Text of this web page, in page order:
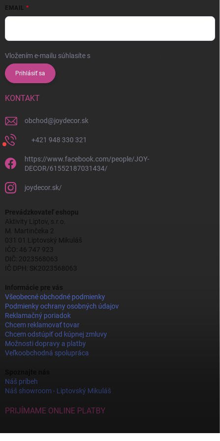
EMAIL
Vložením e-mailu súhlasíte s
Prihlásiť sa
KONTAKT
obchod@joydecor.sk
+421 948 330 321
https://www.facebook.com/people/JOY-
DECOR/61552187031434/
joydecor.sk/
Prevádzkovateľ eshopu
Aktivity Liptov, s.r.o.
M. Martinčeka 2
031 01 Liptovský Mikuláš
IČO: 46 747 923
DIČ: 2023568063
IČ DPH: SK2023568063
Informácie pre vás
Všeobecné obchodné podmienky
Podmienky ochrany osobných údajov
Reklamačný poriadok
Chcem reklamovať tovar
Chcem odstúpiť od kúpnej zmluvy
Možnosti dopravy a platby
Veľkoobchodná spolupráca
Náš príbeh
Náš showroom - Liptovský Mikuláš
PRIJÍMAME ONLINE PLATBY